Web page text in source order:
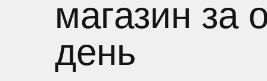
магазин за
день